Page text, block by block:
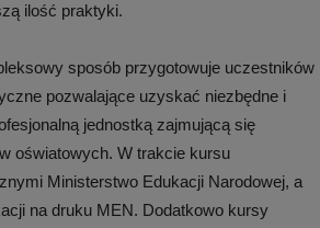
ilość praktyki.
sposób przygotowuje uczestników
pozwalające uzyskać niezbędne i
jednostką zajmującą się
oświatowych. W trakcie kursu
Ministerstwo Edukacji Narodowej, a
na druku MEN. Dodatkowo kursy